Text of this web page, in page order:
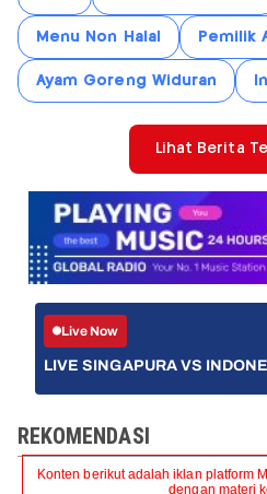
Menu Non Halal Pemilik
Ayam Goreng Widuran
Lihat Berita
Live Now
LIVE SINGAPURA VS